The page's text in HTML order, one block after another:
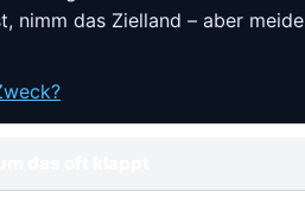
das Zielland – aber